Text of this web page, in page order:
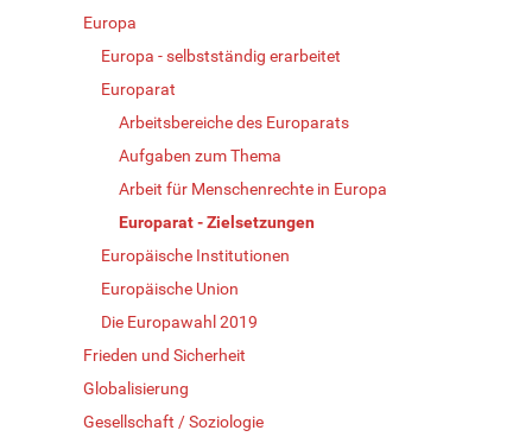
Europa
Europa - selbstständig erarbeitet
Europarat
Arbeitsbereiche des Europarats
Aufgaben zum Thema
Arbeit für Menschenrechte in Europa
Europarat - Zielsetzungen
Europäische Institutionen
Europäische Union
Die Europawahl 2019
Frieden und Sicherheit
Globalisierung
Gesellschaft / Soziologie